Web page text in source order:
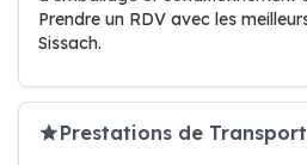
Prendre un RDV avec les
Sissach.
Prestations de